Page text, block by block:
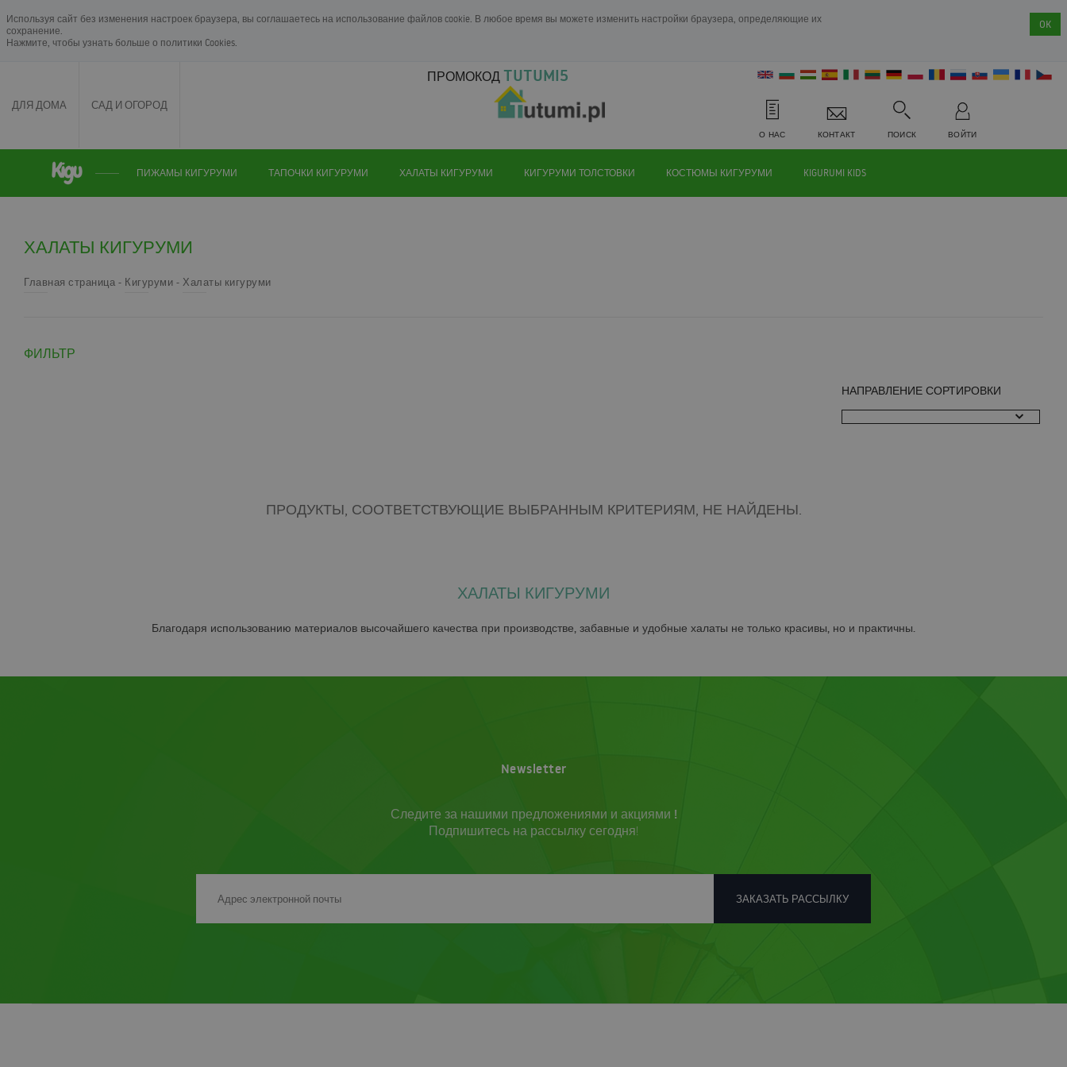
Используя сайт без изменения настроек браузера, вы соглашаетесь на использование файлов cookie. В любое время вы можете изменить настройки браузера, определяющие их
сохранение.
Нажмите, чтобы узнать больше о политики Cookies.
OK
ДЛЯ ДОМА САД И ОГОРОД
ПРОМОКОД TUTUMI5
О НАС КОНТАКТ ПОИСК ВОЙТИ
ПИЖАМЫ КИГУРУМИ ТАПОЧКИ КИГУРУМИ ХАЛАТЫ КИГУРУМИ КИГУРУМИ ТОЛСТОВКИ КОСТЮМЫ КИГУРУМИ KIGURUMI KIDS
ХАЛАТЫ КИГУРУМИ
Главная страница Кигуруми Халаты кигуруми
ФИЛЬТР
НАПРАВЛЕНИЕ СОРТИРОВКИ
ПРОДУКТЫ, СООТВЕТСТВУЮЩИЕ ВЫБРАННЫМ КРИТЕРИЯМ, НЕ НАЙДЕНЫ.
ХАЛАТЫ КИГУРУМИ
Благодаря использованию материалов высочайшего качества при производстве, забавные и удобные халаты не только красивы, но и практичны.
Newsletter
Следите за нашими предложениями и акциями !
Подпишитесь на рассылку сегодня!
ЗАКАЗАТЬ РАССЫЛКУ